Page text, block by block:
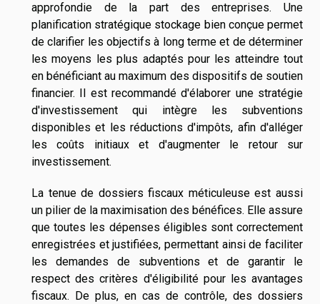
approfondie de la part des entreprises. Une
planification stratégique stockage bien conçue permet
de clarifier les objectifs à long terme et de déterminer
les moyens les plus adaptés pour les atteindre tout
en bénéficiant au maximum des dispositifs de soutien
financier. Il est recommandé d'élaborer une stratégie
d'investissement qui intègre les subventions
disponibles et les réductions d'impôts, afin d'alléger
les coûts initiaux et d'augmenter le retour sur
investissement.
La tenue de dossiers fiscaux méticuleuse est aussi
un pilier de la maximisation des bénéfices. Elle assure
que toutes les dépenses éligibles sont correctement
enregistrées et justifiées, permettant ainsi de faciliter
les demandes de subventions et de garantir le
respect des critères d'éligibilité pour les avantages
fiscaux. De plus, en cas de contrôle, des dossiers